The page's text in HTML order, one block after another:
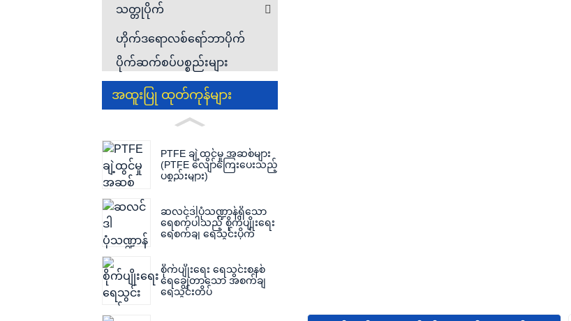
သတ္တုပိုက်
ဟိုက်ဒရောလစ်ရော်ဘာပိုက်
ပိုက်ဆက်စပ်ပစ္စည်းများ
အထူးပြု ထုတ်ကုန်များ
PTFE ချဲ့ထွင်မှု အဆစ်များ
(PTFE လျော်ကြေးပေးသည့်
ပစ္စည်းများ)
ဆလင်ဒါပုံသဏ္ဍာန်ရှိသော
ရေစက်ပါသည့် စိုက်ပျိုးရေး
ရေစက်ချ ရေသွင်းပိုက်
စိုက်ပျိုးရေး ရေသွင်းစနစ်
ရေချွေတာသော အစက်ချ
ရေသွင်းတိပ်